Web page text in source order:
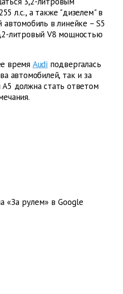
л.с., а также "дизелем" в
в линейке – S5
литровый V8 мощностью
время Audi подвергалась
автомобилей, так и за
должна стать ответом
«За рулем» в Google